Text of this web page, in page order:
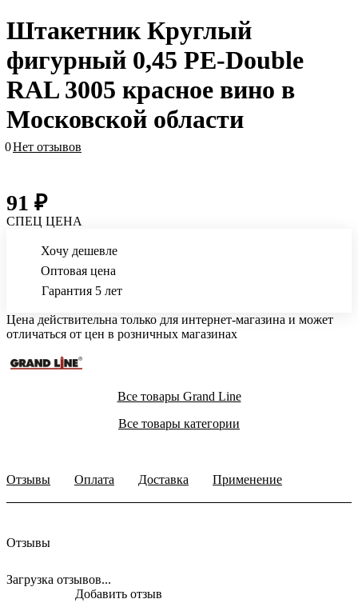
Штакетник Круглый
фигурный 0,45 PE-Double
RAL 3005 красное вино в
Московской области
0Нет отзывов
91 ₽
СПЕЦ ЦЕНА
Хочу дешевле
Оптовая цена
Гарантия 5 лет
Цена действительна только для интернет-магазина и может
отличаться от цен в розничных магазинах
Все товары Grand Line
Все товары категории
Отзывы Оплата Доставка Применение
Отзывы
Загрузка отзывов...
Добавить отзыв